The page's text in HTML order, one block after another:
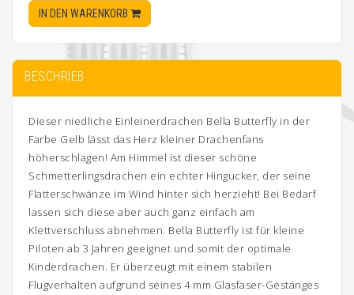
IN DEN WARENKORB
BESCHRIEB
Dieser niedliche Einleinerdrachen Bella Butterfly in der
Farbe Gelb lässt das Herz kleiner Drachenfans
höherschlagen! Am Himmel ist dieser schöne
Schmetterlingsdrachen ein echter Hingucker, der seine
Flatterschwänze im Wind hinter sich herzieht! Bei Bedarf
lassen sich diese aber auch ganz einfach am
Klettverschluss abnehmen. Bella Butterfly ist für kleine
Piloten ab 3 Jahren geeignet und somit der optimale
Kinderdrachen. Er überzeugt mit einem stabilen
Flugverhalten aufgrund seines 4 mm Glasfaser-Gestänges